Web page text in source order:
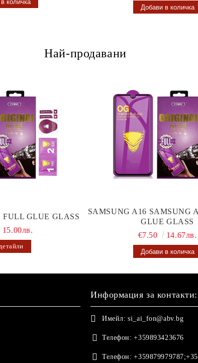
Най-продавани
FULL GLUE GLASS
15.00лв.
SAMSUNG A16 SAMSUNG
GLUE GLASS
€7.50
14.67лв.
Информация за контакти:
Имейл: si_ai_fon@abv.bg
Телефон: +359893423676
Телефон: